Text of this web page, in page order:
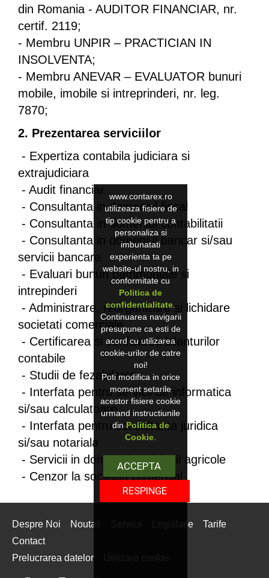
din Romania - AUDITOR FINANCIAR, nr.
certif. 2119;
- Membru UNPIR – PRACTICIAN IN
INSOLVENTA;
- Membru ANEVAR – EVALUATOR bunuri
mobile, imobile si intreprinderi, nr. leg.
7870;
2. Prezentarea serviciilor
- Expertiza contabila judiciara si
extrajudiciara
- Audit financiar
- Consultanta in domeniul fiscal
- Consultanta in domeniul contabilitatii
- Consultanta in domeniul bancar si/sau
servicii bancare
- Evaluari bunuri patrimoniale si
intrepinderi
- Administrare, reorganizare si lichidare
societati comerciale
- Certificarea si verificarea bilanturilor
contabile
- Studii de fezabilitate
- Interfata pentru servicii de informatica
si/sau calculatoare
- Interfata pentru consultanta juridica
si/sau notariala
- Servicii in domeniul activitatii agricole
- Cenzor la societati comercial
Despre Noi Noutati Legislatie
Tarife
Contact
Prelucrarea datelor
www.contarex.ro
utilizeaza fisiere de
tip cookie pentru a
personaliza si
imbunatati
experienta ta pe
website-ul nostru, in
conformitate cu
Politica de
confidentialitate.
Continuarea navigarii
presupune ca esti de
acord cu utilizarea
cookie-urilor de catre
noi!
Poti modifica in orice
moment setarile
acestor fisiere cookie
urmand instructiunile
dinPolitica de
Cookie
ACCEPTA
RESPINGE